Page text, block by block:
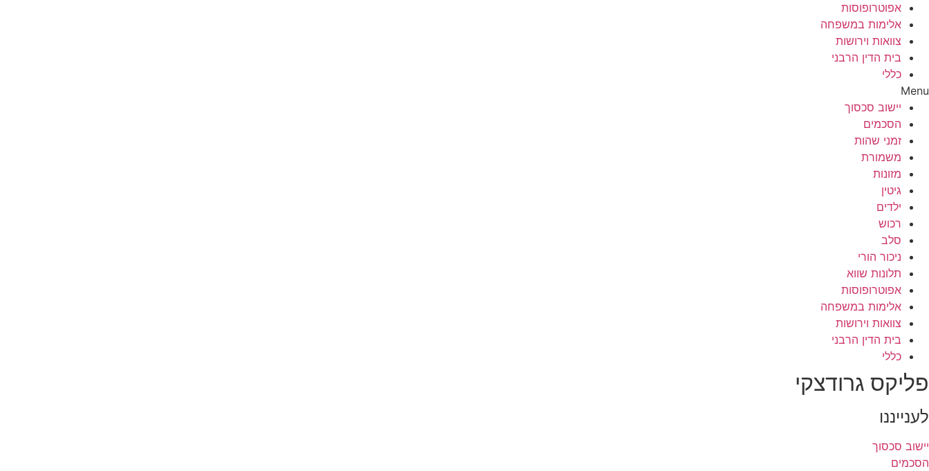
אפוטרופוסות
אלימות במשפחה
צוואות וירושות
בית הדין הרבני
כללי
Menu
יישוב סכסוך
הסכמים
זמני שהות
משמורת
מזונות
גיטין
ילדים
רכוש
סלב
ניכור הורי
תלונות שווא
אפוטרופוסות
אלימות במשפחה
צוואות וירושות
בית הדין הרבני
כללי
פליקס גרודצקי
לענייננו
יישוב סכסוך
הסכמים